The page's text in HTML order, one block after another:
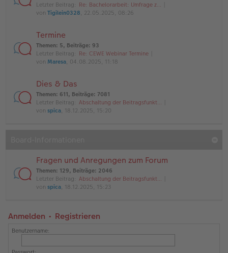
Letzter Beitrag: Re: Bachelorarbeit: Umfrage z…
von Tigilein0328, 22.05.2025, 08:26
Termine
Themen: 5, Beiträge: 93
Letzter Beitrag: Re: CEWE Webinar Termine
von Maresa, 04.08.2025, 11:18
Dies & Das
Themen: 611, Beiträge: 7081
Letzter Beitrag: Abschaltung der Beitragsfunkt…
von spica, 18.12.2025, 15:20
Fragen und Anregungen zum Forum
Themen: 129, Beiträge: 2046
Letzter Beitrag: Abschaltung der Beitragsfunkt…
von spica, 18.12.2025, 15:23
Anmelden • Registrieren
Benutzername: